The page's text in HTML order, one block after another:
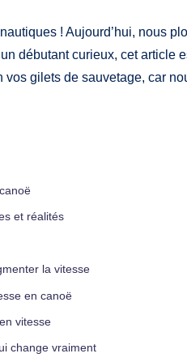
! Aujourd’hui, nous
débutant curieux, cet
gilets de sauvetage, car
et réalités
la vitesse
en canoë
vitesse
change vraiment